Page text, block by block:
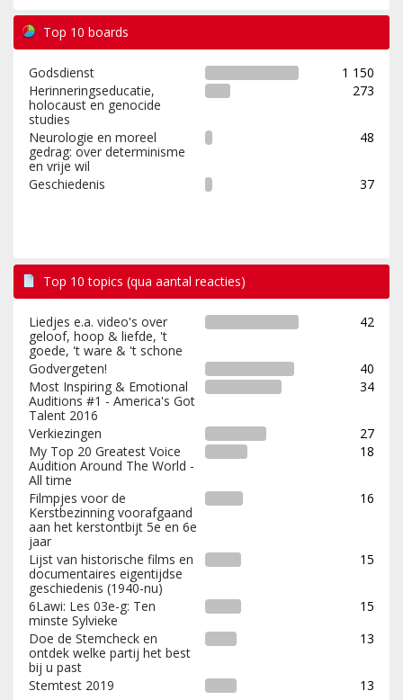
Top 10 boards
Godsdienst
1 150
Herinneringseducatie,
holocaust en genocide
studies
273
Neurologie en moreel
gedrag: over determinisme
en vrije wil
48
Geschiedenis 37
Top 10 topics (qua aantal reacties)
Liedjes e.a. video's over
geloof, hoop & liefde, 't
goede, 't ware & 't schone
42
Godvergeten!
40
Most Inspiring & Emotional
Auditions #1 - America's Got
Talent 2016
34
Verkiezingen
27
My Top 20 Greatest Voice
Audition Around The World -
All time
18
Filmpjes voor de
Kerstbezinning voorafgaand
aan het kerstontbijt 5e en 6e
jaar
16
Lijst van historische films en
documentaires eigentijdse
geschiedenis (1940-nu)
15
6Lawi: Les 03e-g: Ten
minste Sylvieke
15
Doe de Stemcheck en
ontdek welke partij het best
bij u past
13
Stemtest 2019 13